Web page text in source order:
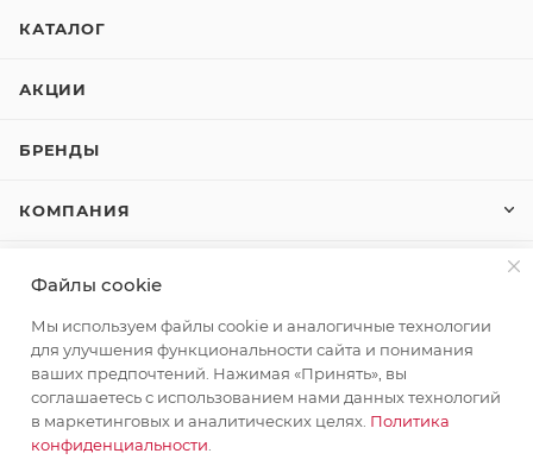
КАТАЛОГ
АКЦИИ
БРЕНДЫ
КОМПАНИЯ
КОНТАКТЫ
+7 (495) 580-58-52 ЗАКАЗАТЬ ЗВОНОК
Файлы cookie
Мы используем файлы cookie и аналогичные технологии
для улучшения функциональности сайта и понимания
ваших предпочтений. Нажимая «Принять», вы
соглашаетесь с использованием нами данных технологий
в маркетинговых и аналитических целях. Политика
конфиденциальности